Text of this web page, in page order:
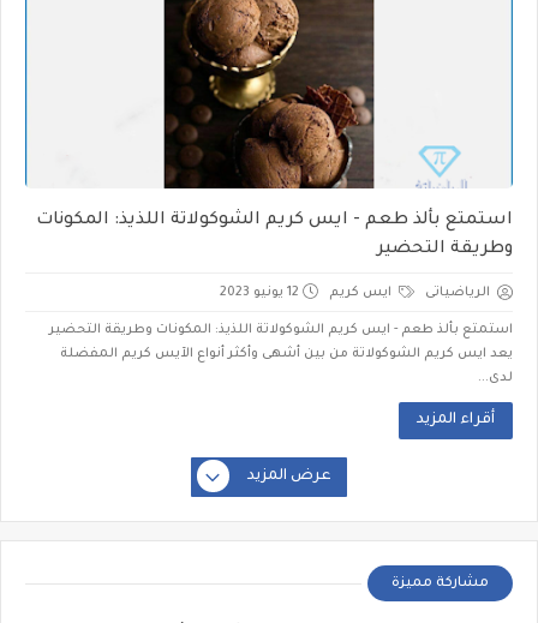
استمتع بألذ طعم - ايس كريم الشوكولاتة اللذيذ: المكونات
وطريقة التحضير
الرياضياتى ايس كريم 12 يونيو 2023
استمتع بألذ طعم - ايس كريم الشوكولاتة اللذيذ: المكونات وطريقة التحضير
يعد ايس كريم الشوكولاتة من بين أشهى وأكثر أنواع الآيس كريم المفضلة
لدى...
أقراء المزيد
عرض المزيد
مشاركة مميزة